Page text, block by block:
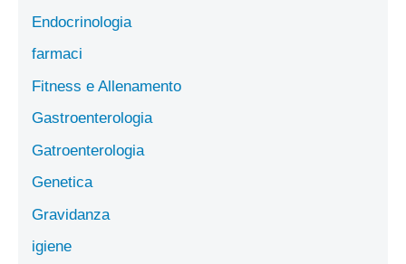
Endocrinologia
farmaci
Fitness e Allenamento
Gastroenterologia
Gatroenterologia
Genetica
Gravidanza
igiene